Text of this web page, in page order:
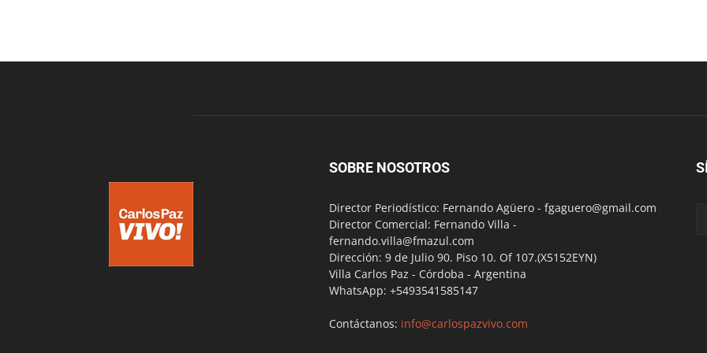
SOBRE NOSOTROS
Director Periodístico: Fernando Agüero - fgaguero@gmail.com
Director Comercial: Fernando Villa -
fernando.villa@fmazul.com
Dirección: 9 de Julio 90. Piso 10. Of 107.(X5152EYN)
Villa Carlos Paz - Córdoba - Argentina
WhatsApp: +5493541585147
Contáctanos: info@carlospazvivo.com